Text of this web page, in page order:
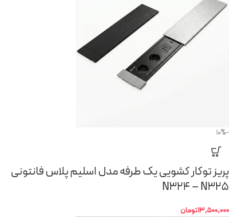
-10%
پریز توکار کشویی یک طرفه مدل اسلیم پلاس فانتونی
N324 – N325
13,500,000تومان